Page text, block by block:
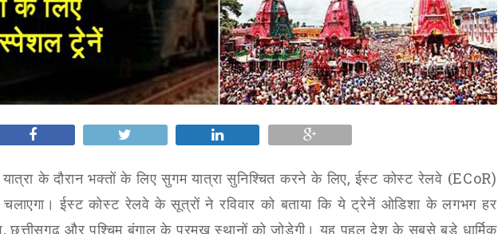
के दौरान भक्तों के लिए सुगम यात्रा सुनिश्चित करने के लिए,ईस्ट कोस्ट रेलवे (ECoR)
ईस्ट कोस्ट रेलवे के सूत्रों ने रविवार को बताया कि ये ट्रेनें ओडिशा के लगभग हर
,छत्तीसगढ़ और पश्चिम बंगाल के प्रमुख स्थानों को जोड़ेगी। यह पहल देश के सबसे बड़े धार्मिक